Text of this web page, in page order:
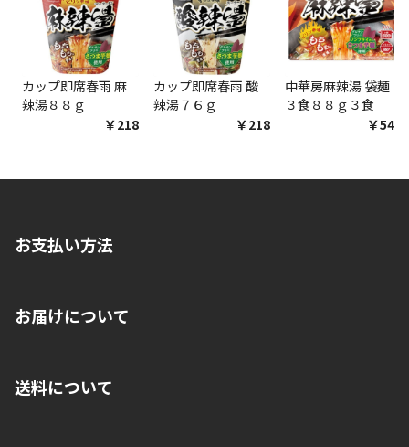
カップ即席春雨 麻
辣湯８８ｇ
￥218
カップ即席春雨 酸
辣湯７６ｇ
￥218
中華房麻辣湯 袋麺
３食８８ｇ３食
￥548
お支払い方法
いいただくことはできません。ご了承ください。
■代金引換(代引)※手数料がかかります
お届けについて
ご注文が確認出来次第、1～4営業日に発送いたします。「お取り
送料について